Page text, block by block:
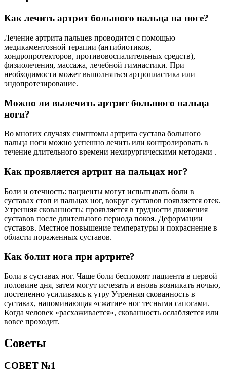
Как лечить артрит большого пальца на ноге?
Лечение артрита пальцев проводится с помощью
медикаментозной терапии (антибиотиков,
хондропротекторов, противовоспалительных средств),
физиолечения, массажа, лечебной гимнастики. При
необходимости может выполняться артропластика или
эндопротезирование.
Можно ли вылечить артрит большого пальца
ноги?
Во многих случаях симптомы артрита сустава большого
пальца ноги можно успешно лечить или контролировать в
течение длительного времени нехирургическими методами .
Как проявляется артрит на пальцах ног?
Боли и отечность: пациенты могут испытывать боли в
суставах стоп и пальцах ног, вокруг суставов появляется отек.
Утренняя скованность: проявляется в трудности движения
суставов после длительного периода покоя. Деформации
суставов. Местное повышение температуры и покраснение в
области пораженных суставов.
Как болит нога при артрите?
Боли в суставах ног. Чаще боли беспокоят пациента в первой
половине дня, затем могут исчезать и вновь возникать ночью,
постепенно усиливаясь к утру Утренняя скованность в
суставах, напоминающая «сжатие» ног тесными сапогами.
Когда человек «расхаживается», скованность ослабляется или
вовсе проходит.
Советы
СОВЕТ №1